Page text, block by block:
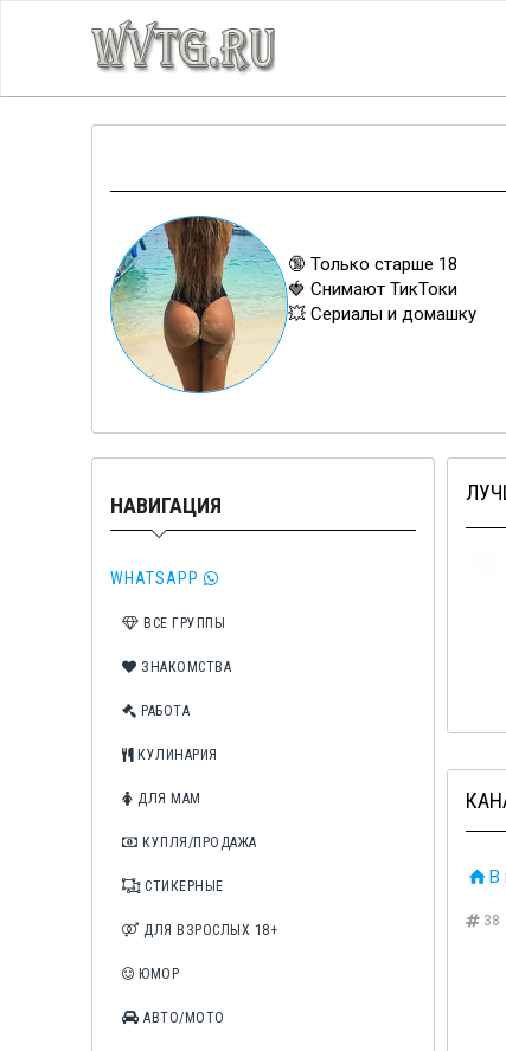
🔞 Только старше 18
🍓 Снимают ТикТоки
💥 Сериалы и домашку
НАВИГАЦИЯ
WHATSAPP
ВСЕ ГРУППЫ
ЗНАКОМСТВА
РАБОТА
КУЛИНАРИЯ
ДЛЯ МАМ
КУПЛЯ/ПРОДАЖА
СТИКЕРНЫЕ
ДЛЯ ВЗРОСЛЫХ 18+
ЮМОР
АВТО/МОТО
В
38